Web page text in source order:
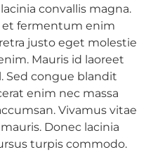
convallis magna.
et fermentum enim
justo eget molestie
Mauris id laoreet
Sed congue blandit
enim nec massa
Vivamus vitae
Donec lacinia
turpis commodo.